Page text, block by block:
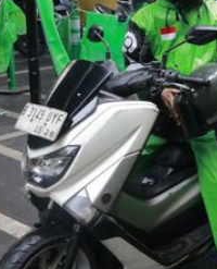
Harga Emas
Jam, ke Level